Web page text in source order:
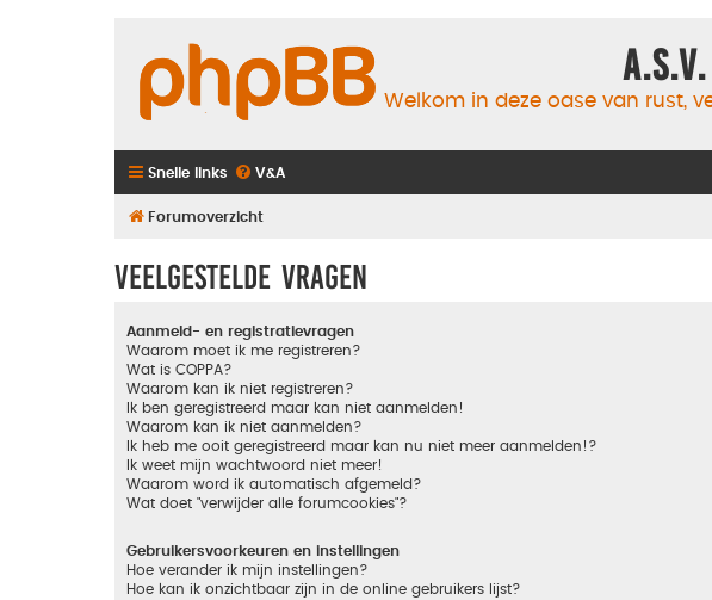
Welkom in deze oase van rust,
Snelle links V&A
Forumoverzicht
Veelgestelde vragen
Aanmeld- en registratievragen
Waarom moet ik me registreren?
Wat is COPPA?
Waarom kan ik niet registreren?
Ik ben geregistreerd maar kan niet aanmelden!
Waarom kan ik niet aanmelden?
Ik heb me ooit geregistreerd maar kan nu niet meer aanmelden!?
Ik weet mijn wachtwoord niet meer!
Waarom word ik automatisch afgemeld?
Wat doet "verwijder alle forumcookies"?
Gebruikersvoorkeuren en instellingen
Hoe verander ik mijn instellingen?
Hoe kan ik onzichtbaar zijn in de online gebruikers lijst?